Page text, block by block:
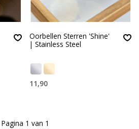
Oorbellen Sterren 'Shine'
| Stainless Steel
11,90
Pagina 1 van 1